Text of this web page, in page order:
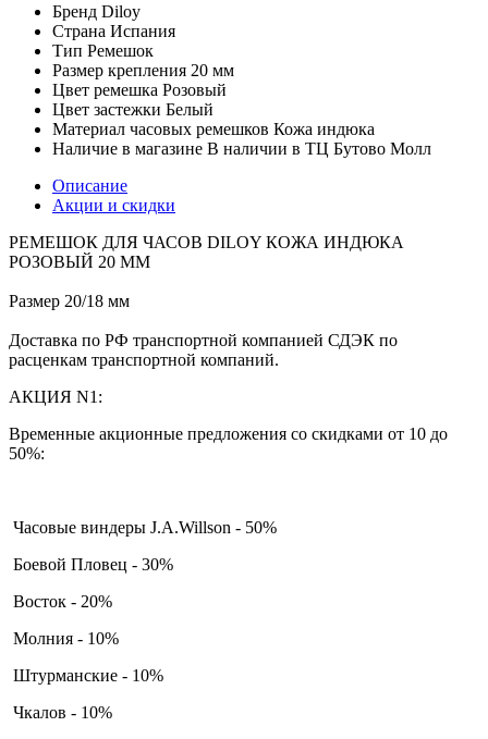
Бренд Diloy
Страна Испания
Тип Ремешок
Размер крепления 20 мм
Цвет ремешка Розовый
Цвет застежки Белый
Материал часовых ремешков Кожа индюка
Наличие в магазине В наличии в ТЦ Бутово Молл
Описание
Акции и скидки
РЕМЕШОК ДЛЯ ЧАСОВ DILOY КОЖА ИНДЮКА
РОЗОВЫЙ 20 ММ
Размер 20/18 мм
Доставка по РФ транспортной компанией СДЭК по
расценкам транспортной компаний.
АКЦИЯ N1:
Временные акционные предложения со скидками от 10 до
50%:
Часовые виндеры J.A.Willson - 50%
Боевой Пловец - 30%
Восток - 20%
Молния - 10%
Штурманские - 10%
Чкалов - 10%